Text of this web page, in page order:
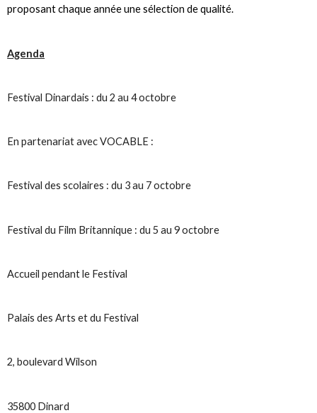
proposant chaque année une sélection de qualité.
Agenda
Festival Dinardais : du 2 au 4 octobre
En partenariat avec VOCABLE :
Festival des scolaires : du 3 au 7 octobre
Festival du Film Britannique : du 5 au 9 octobre
Accueil pendant le Festival
Palais des Arts et du Festival
2, boulevard Wilson
35800 Dinard